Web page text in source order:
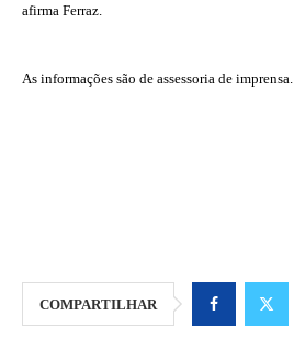
afirma Ferraz.
As informações são de assessoria de imprensa.
COMPARTILHAR